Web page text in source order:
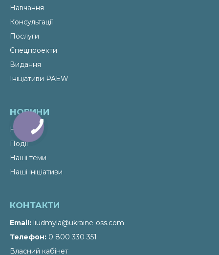
Навчання
Консультації
Послуги
Спецпроекти
Видання
Ініціативи PAEW
НОВИНИ
Новини
Події
Наші теми
Наші ініціативи
КОНТАКТИ
Email
liudmyla@ukraine-oss.com
Телефон 0 800 330 351
Власний кабінет